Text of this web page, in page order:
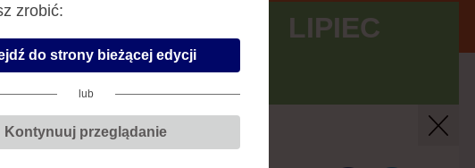
LIPIEC
SIERPIEŃ
zdrowia – nowe
zrobić:
do strony bieżącej edycji
lub
Kontynuuj przeglądanie